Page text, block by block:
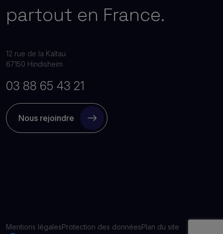
partout en France.
12 rue de la Kaltau
67150 Hindisheim
03 88 65 43 21
Nous rejoindre
Mentions légalesProtection des donnéesPlan du site